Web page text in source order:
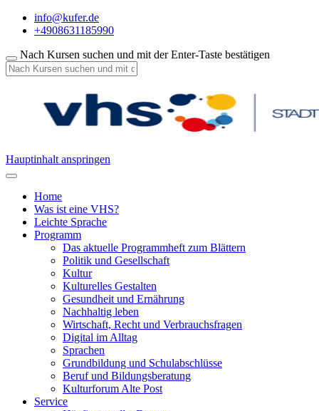
info@kufer.de
+4908631185990
Nach Kursen suchen und mit der Enter-Taste bestätigen
Hauptinhalt anspringen
Home
Was ist eine VHS?
Leichte Sprache
Programm
Das aktuelle Programmheft zum Blättern
Politik und Gesellschaft
Kultur
Kulturelles Gestalten
Gesundheit und Ernährung
Nachhaltig leben
Wirtschaft, Recht und Verbrauchsfragen
Digital im Alltag
Sprachen
Grundbildung und Schulabschlüsse
Beruf und Bildungsberatung
Kulturforum Alte Post
Service